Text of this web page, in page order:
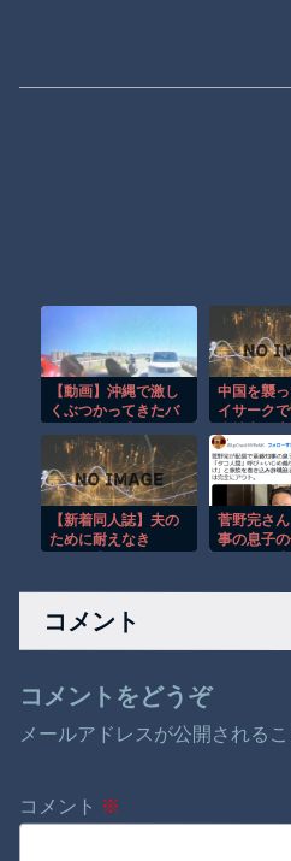
【動画】沖縄で激し
くぶつかってきたバ
てしまうドラレコ。
中国を襲
イサーク
【新着同人誌】夫の
ために耐えなき
エッチなコスプレで
中#8230;
菅野完さ
事の息子
ろ」
コメント
コメントをどうぞ
メールアドレスが公開されるこ
コメント ※